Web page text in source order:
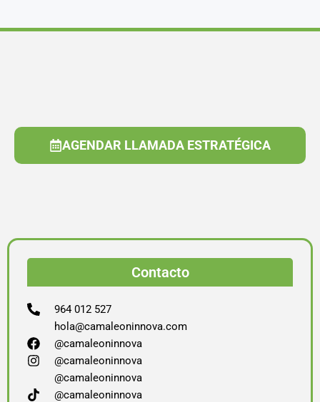
AGENDAR LLAMADA ESTRATÉGICA
Contacto
964 012 527
hola@camaleoninnova.com
@camaleoninnova
@camaleoninnova
@camaleoninnova
@camaleoninnova